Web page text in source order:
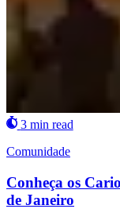
3 min read
Comunidade
Conheça os
de Janeiro